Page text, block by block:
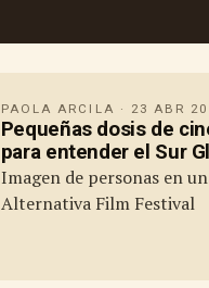
PAOLA ARCILA · 23 ABR
Pequeñas dosis de
para entender el Sur
Imagen de personas en
Alternativa Film Festival